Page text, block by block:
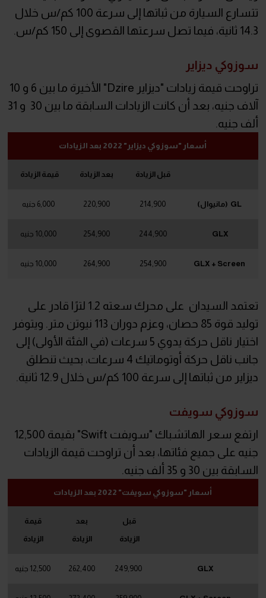
تتسارع السيارة من ثباتها إلى سرعة 100 كم/س خلال
14.3 ثانية، فيما تصل سرعتها القصوى إلى 150 كم/س.
سوزوكي ديزاير
تراوحت قيمة زيادات "ديزاير Dzire" الأخيرة ما بين 6 و 10
آلاف جنيه، بعد أن كانت الزيادات السابقة ما بين 30 و 31
ألف جنيه.
أسعار "سوزوكي ديزاير" 2022 بعد الزيادات
قبل الزيادة بعد الزيادة قيمة الزيادة
6,000 جنيه
244,900 10,000 جنيه
254,900 10,000 جنيه
تعتمد السيدان على محرك سعته 1.2 لترًا قادر على
توليد قوة 85 حصان، وعزم دوران 113 نيوتن متر. ويتوفر
اختيار ناقل حركة يدوي 5 سرعات (في الفئة الأولى) إلى
جانب ناقل حركة أوتوماتيك 4 سرعات، بحيث تنطلق
ديزاير من ثباتها إلى سرعة 100 كم/س خلال 12.9 ثانية.
سوزوكي سويفت
ارتفع سعر الهاتشباك "سويفت Swift" بقيمة 12,500
جنيه على جميع فئاتها، بعد أن تراوحت قيمة الزيادات
السابقة بين 30 و 35 ألف جنيه.
أسعار "سوزوكي سويفت" 2022 بعد الزيادات
قبل
الزيادة
بعد
الزيادة
قيمة
الزيادة
262,400